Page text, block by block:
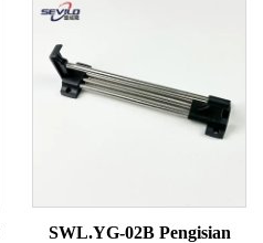
SWL.YG-02B Pengisian